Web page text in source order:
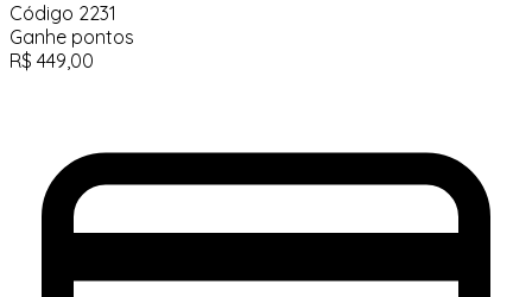
Código 2231
Ganhe pontos
R$ 449,00